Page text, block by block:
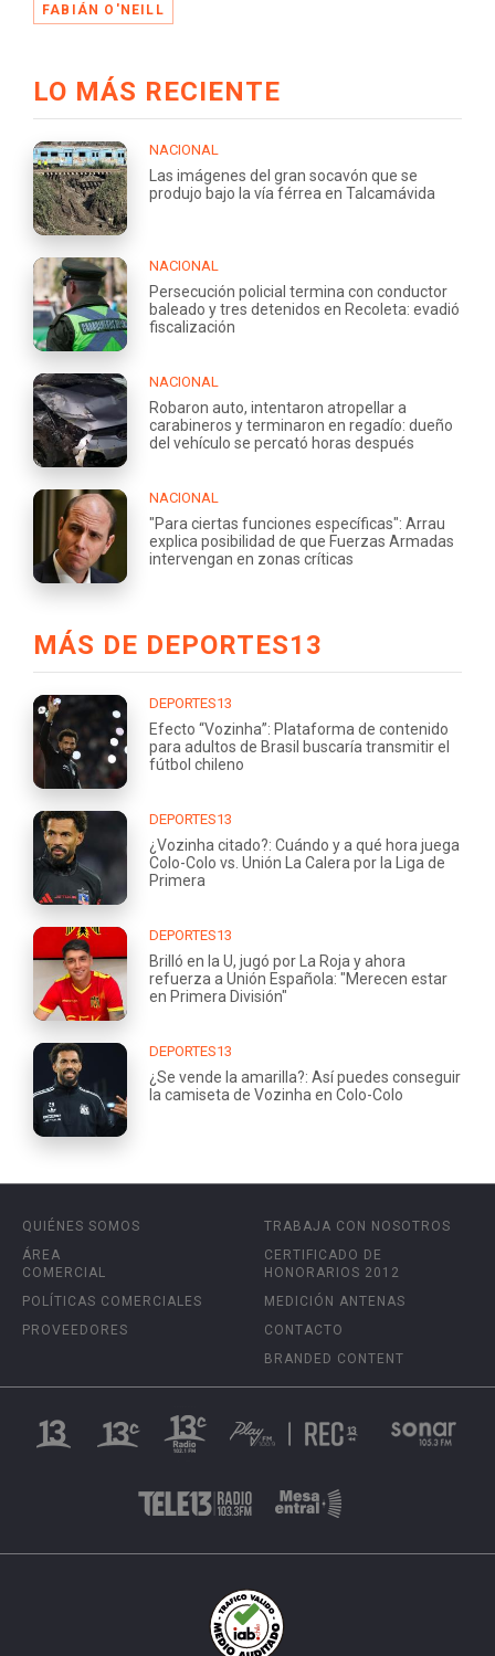
FABIÁN O'NEILL
LO MÁS RECIENTE
NACIONAL
Las imágenes del gran socavón que se
produjo bajo la vía férrea en Talcamávida
NACIONAL
Persecución policial termina con conductor
baleado y tres detenidos en Recoleta: evadió
fiscalización
NACIONAL
Robaron auto, intentaron atropellar a
carabineros y terminaron en regadío: dueño
del vehículo se percató horas después
NACIONAL
"Para ciertas funciones específicas": Arrau
explica posibilidad de que Fuerzas Armadas
intervengan en zonas críticas
MÁS DE DEPORTES13
DEPORTES13
Efecto “Vozinha”: Plataforma de contenido
para adultos de Brasil buscaría transmitir el
fútbol chileno
DEPORTES13
¿Vozinha citado?: Cuándo y a qué hora juega
Colo-Colo vs. Unión La Calera por la Liga de
Primera
DEPORTES13
Brilló en la U, jugó por La Roja y ahora
refuerza a Unión Española: "Merecen estar
en Primera División"
DEPORTES13
¿Se vende la amarilla?: Así puedes conseguir
la camiseta de Vozinha en Colo-Colo
QUIÉNES SOMOS
ÁREA
COMERCIAL
POLÍTICAS COMERCIALES
PROVEEDORES
TRABAJA CON NOSOTROS
CERTIFICADO DE
HONORARIOS 2012
MEDICIÓN ANTENAS
CONTACTO
BRANDED CONTENT